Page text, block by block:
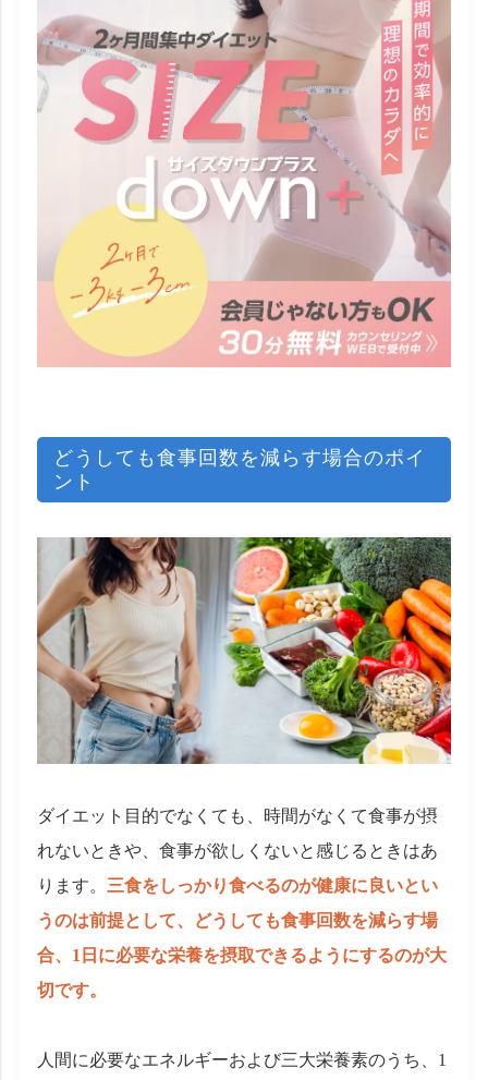
どうしても食事回数を減らす場合のポイ
ント
ダイエット目的でなくても、時間がなくて食事が摂
れないときや、食事が欲しくないと感じるときはあ
ります。三食をしっかり食べるのが健康に良いとい
うのは前提として、どうしても食事回数を減らす場
合、1日に必要な栄養を摂取できるようにするのが大
切です。
人間に必要なエネルギーおよび三大栄養素のうち、1